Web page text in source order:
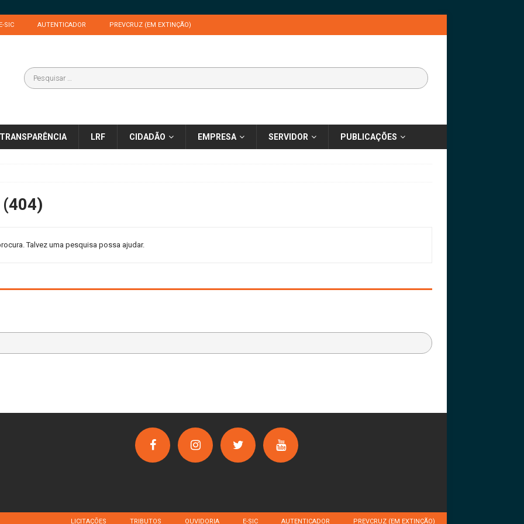
SIC AUTENTICADOR PREVCRUZ (EM EXTINÇÃO)
TRANSPARÊNCIA LRF CIDADÃO EMPRESA SERVIDOR PUBLICAÇÕES
Talvez uma pesquisa possa ajudar.
LICITAÇÕES TRIBUTOS OUVIDORIA E-SIC AUTENTICADOR PREVCRUZ (EM EXTINÇÃO)